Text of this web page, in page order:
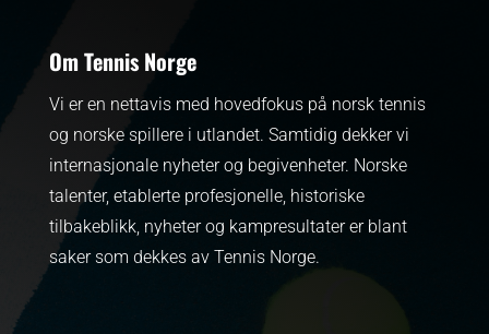
Om Tennis Norge
Vi er en nettavis med hovedfokus på norsk tennis
og norske spillere i utlandet. Samtidig dekker vi
internasjonale nyheter og begivenheter. Norske
talenter, etablerte profesjonelle, historiske
tilbakeblikk, nyheter og kampresultater er blant
saker som dekkes av Tennis Norge.